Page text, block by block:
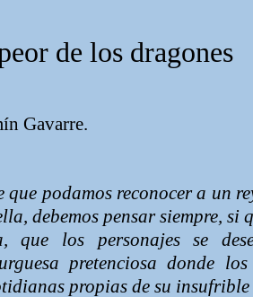
de los dragones
Gavarre.
que podamos reconocer a un
debemos pensar siempre, si
que los personajes se
pretenciosa donde
propias de su insufrible